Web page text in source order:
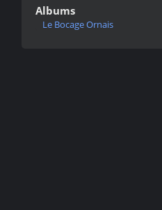
Albums
Le Bocage Ornais